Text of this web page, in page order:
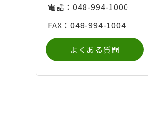
電話：048-994-1000
FAX：048-994-1004
よくある質問